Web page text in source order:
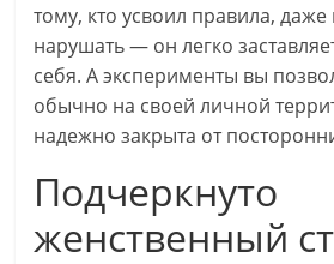
тому, кто усвоил правила,
нарушать — он легко
себя. А эксперименты вы
обычно на своей личной
надежно закрыта от
Подчеркнуто
женственный